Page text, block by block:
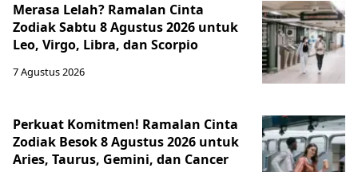
Merasa Lelah? Ramalan Cinta
Zodiak Sabtu 8 Agustus 2026 untuk
Leo, Virgo, Libra, dan Scorpio
7 Agustus 2026
Perkuat Komitmen! Ramalan Cinta
Zodiak Besok 8 Agustus 2026 untuk
Aries, Taurus, Gemini, dan Cancer